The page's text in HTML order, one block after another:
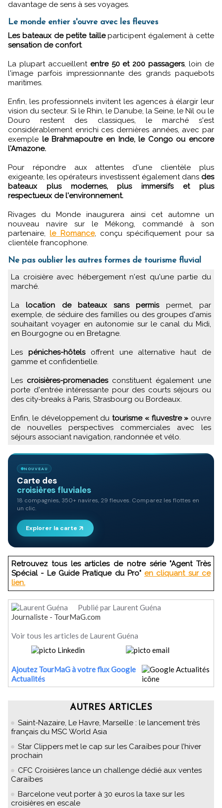
davantage de sens à ses voyages.
Le monde entier s'ouvre avec les fleuves
Les bateaux de petite tailleparticipent également à cette
sensation de confort.
La plupart accueillent entre 50 et 200 passagers, loin de
l'image parfois impressionnante des grands paquebots
maritimes.
Enfin, les professionnels invitent les agences à élargir leur
vision du secteur. Si le Rhin, le Danube, la Seine, le Nil ou le
Douro restent des classiques, le marché s'est
considérablement enrichi ces dernières années, avec par
exemple le Brahmapoutre en Inde, le Congo ou encore
l'Amazone.
Pour répondre aux attentes d'une clientèle plus
exigeante, les opérateurs investissent également dans des
bateaux plus modernes, plus immersifs et plus
respectueux de l'environnement.
Rivages du Monde inaugurera ainsi cet automne un
nouveau navire sur le Mékong, commandé à son
partenaire,le Romance, conçu spécifiquement pour sa
clientèle francophone.
Ne pas oublier les autres formes de tourisme fluvial
La croisière avec hébergement n'est qu'une partie du
marché.
Lalocation de bateaux sans permispermet, par
exemple, de séduire des familles ou des groupes d'amis
souhaitant voyager en autonomie sur le canal du Midi,
en Bourgogne ou en Bretagne.
Les péniches-hôtels offrent une alternative haut de
gamme et confidentielle.
Les croisières-promenades constituent également une
porte d'entrée intéressante pour des courts séjours ou
des city-breaks à Paris, Strasbourg ou Bordeaux.
Enfin, le développement du tourisme « fluvestre » ouvre
de nouvelles perspectives commerciales avec les
séjours associant navigation, randonnée et vélo.
Retrouvez tous les articles de notre série "Agent Très
Spécial - Le Guide Pratique du Pro" en cliquant sur ce
lien.
Publié par Laurent Guéna
Journaliste - TourMaG.com
Voir tous les articles de Laurent Guéna
Ajoutez TourMaG à votre flux Google
Actualités
AUTRES ARTICLES
Saint-Nazaire, Le Havre, Marseille : le lancement très
français du MSC World Asia
Star Clippers met le cap sur les Caraïbes pour l’hiver
prochain
CFC Croisières lance un challenge dédié aux ventes
Caraïbes
Barcelone veut porter à 30 euros la taxe sur les
croisières en escale